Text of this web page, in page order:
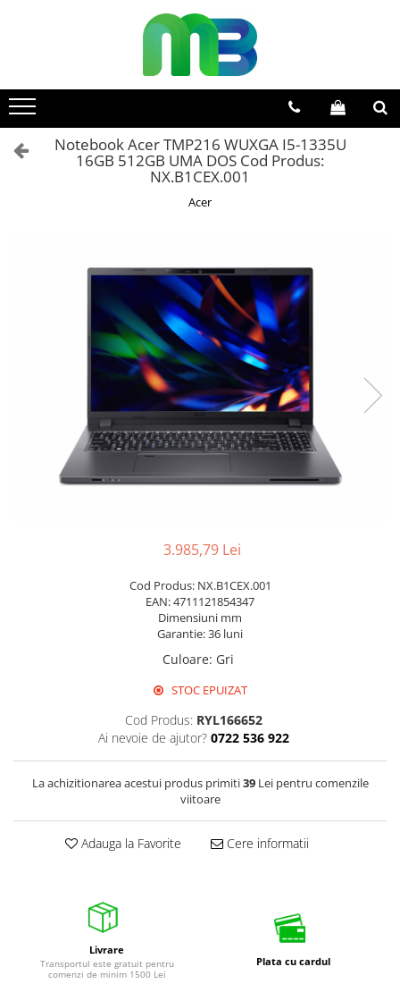
Articole din hartie
Agende si calendare
Hartie color
Hartie pentru copiator
Registre si cuburi de hartie
Role case de marcat
Instrumente de scris
Pixuri cu pasta
Stilouri si rollere cu rezerve de
cerneala
Markere pe baza de vopsea
Markere pentru whiteboard si
flipchart
Markere speciale
Markere universale
Textmarkere
Rezerve cerneala si mine pix
Ambalare si etichetare
Notebook Acer TMP216 WUXGA I5-1335U
16GB 512GB UMA DOS Cod Produs:
NX.B1CEX.001
Acer
3.985,79 Lei
Cod Produs: NX.B1CEX.001
EAN: 4711121854347
Dimensiuni mm
Garantie: 36 luni
Culoare: Gri
STOC EPUIZAT
Cod Produs: RYL166652
Ai nevoie de ajutor? 0722 536 922
La achizitionarea acestui produs primiti39Lei pentru comenzile
viitoare
Adauga la Favorite Cere informatii
Livrare
Transportul este gratuit pentru
comenzi de minim 1500 Lei
Plata cu cardul